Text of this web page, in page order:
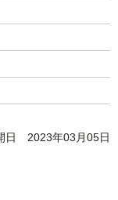
日 2023年03月05日